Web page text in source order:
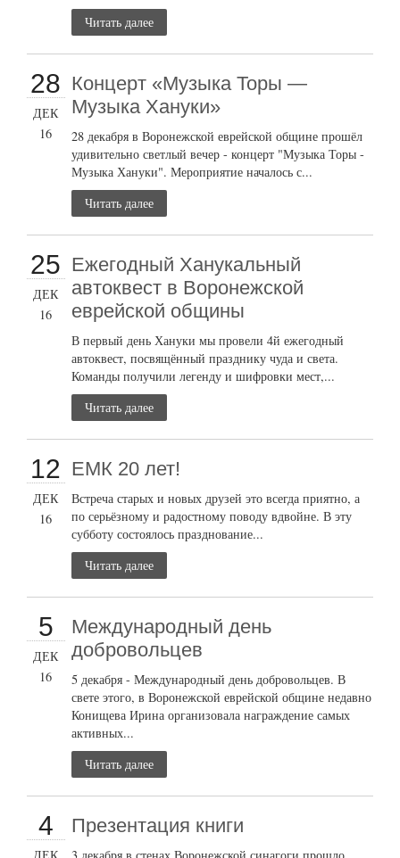
Читать далее
28
ДЕК
16
Концерт «Музыка Торы —
Музыка Хануки»
28 декабря в Воронежской еврейской общине прошёл
удивительно светлый вечер - концерт "Музыка Торы -
Музыка Хануки". Мероприятие началось с...
Читать далее
25
ДЕК
16
Ежегодный Ханукальный
автоквест в Воронежской
еврейской общины
В первый день Хануки мы провели 4й ежегодный
автоквест, посвящённый празднику чуда и света.
Команды получили легенду и шифровки мест,...
Читать далее
12
ДЕК
16
ЕМК 20 лет!
Встреча старых и новых друзей это всегда приятно, а
по серьёзному и радостному поводу вдвойне. В эту
субботу состоялось празднование...
Читать далее
5
ДЕК
16
Международный день
добровольцев
5 декабря - Международный день добровольцев. В
свете этого, в Воронежской еврейской общине недавно
Конищева Ирина организовала награждение самых
активных...
Читать далее
4 Презентация книги